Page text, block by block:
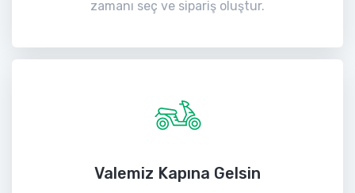
zamanı seç ve sipariş oluştur.
Valemiz Kapına Gelsin